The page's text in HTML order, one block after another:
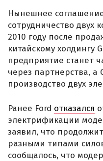
Нынешнее
сотрудничество двух
2010 году после
китайскому холдингу
предприятие станет
через партнерства, а
производство двух
Ранее Ford отказался
электрификации
заявил, что
разными типами
сообщалось, что